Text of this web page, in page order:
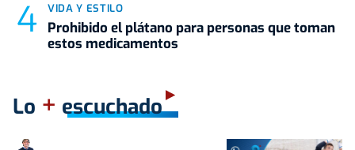
VIDA Y ESTILO
Prohibido el plátano para personas que toman
estos medicamentos
Lo + escuchado